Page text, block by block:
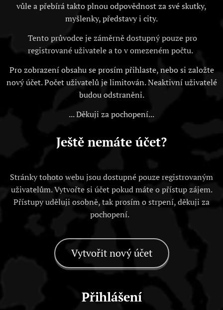
vůle a přebírá takto plnou odpovědnost za své skutky,
myšlenky, představy i city.
Tento průvodce je záměrně dostupný pouze pro
registrované uživatele a to v omezeném počtu.
Pro zobrazení obsahu se prosím přihlaste, nebo si založte
nový účet. Počet uživatelů je limitován. Neaktivní uživatelé
budou odstraněni.
... Děkuji za pochopení...
Ještě nemáte účet?
Stránky tohoto webu jsou dostupné pouze registrovaným
uživatelům. Vytvořte si účet pokud máte o přístup zájem.
Přístupy uděluji osobně, tak prosím o strpení, děkuji za
pochopení.
Vytvořit nový účet
Přihlášení